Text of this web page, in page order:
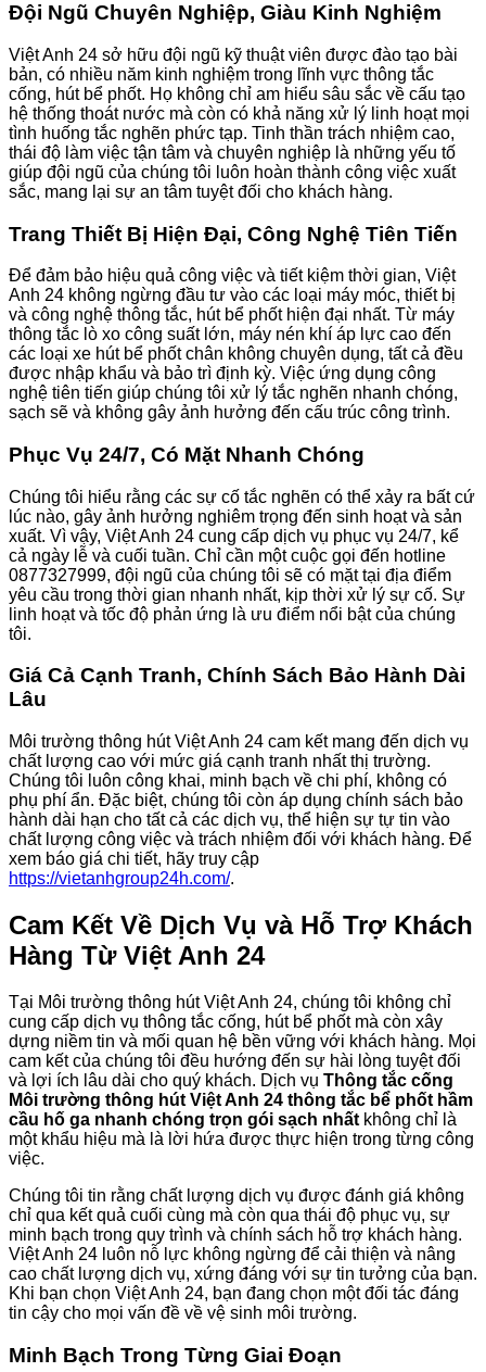
Đội Ngũ Chuyên Nghiệp, Giàu Kinh Nghiệm
Việt Anh 24 sở hữu đội ngũ kỹ thuật viên được đào tạo bài
bản, có nhiều năm kinh nghiệm trong lĩnh vực thông tắc
cống, hút bể phốt. Họ không chỉ am hiểu sâu sắc về cấu tạo
hệ thống thoát nước mà còn có khả năng xử lý linh hoạt mọi
tình huống tắc nghẽn phức tạp. Tinh thần trách nhiệm cao,
thái độ làm việc tận tâm và chuyên nghiệp là những yếu tố
giúp đội ngũ của chúng tôi luôn hoàn thành công việc xuất
sắc, mang lại sự an tâm tuyệt đối cho khách hàng.
Trang Thiết Bị Hiện Đại, Công Nghệ Tiên Tiến
Để đảm bảo hiệu quả công việc và tiết kiệm thời gian, Việt
Anh 24 không ngừng đầu tư vào các loại máy móc, thiết bị
và công nghệ thông tắc, hút bể phốt hiện đại nhất. Từ máy
thông tắc lò xo công suất lớn, máy nén khí áp lực cao đến
các loại xe hút bể phốt chân không chuyên dụng, tất cả đều
được nhập khẩu và bảo trì định kỳ. Việc ứng dụng công
nghệ tiên tiến giúp chúng tôi xử lý tắc nghẽn nhanh chóng,
sạch sẽ và không gây ảnh hưởng đến cấu trúc công trình.
Phục Vụ 24/7, Có Mặt Nhanh Chóng
Chúng tôi hiểu rằng các sự cố tắc nghẽn có thể xảy ra bất cứ
lúc nào, gây ảnh hưởng nghiêm trọng đến sinh hoạt và sản
xuất. Vì vậy, Việt Anh 24 cung cấp dịch vụ phục vụ 24/7, kể
cả ngày lễ và cuối tuần. Chỉ cần một cuộc gọi đến hotline
0877327999, đội ngũ của chúng tôi sẽ có mặt tại địa điểm
yêu cầu trong thời gian nhanh nhất, kịp thời xử lý sự cố. Sự
linh hoạt và tốc độ phản ứng là ưu điểm nổi bật của chúng
tôi.
Giá Cả Cạnh Tranh, Chính Sách Bảo Hành Dài
Lâu
Môi trường thông hút Việt Anh 24 cam kết mang đến dịch vụ
chất lượng cao với mức giá cạnh tranh nhất thị trường.
Chúng tôi luôn công khai, minh bạch về chi phí, không có
phụ phí ẩn. Đặc biệt, chúng tôi còn áp dụng chính sách bảo
hành dài hạn cho tất cả các dịch vụ, thể hiện sự tự tin vào
chất lượng công việc và trách nhiệm đối với khách hàng. Để
xem báo giá chi tiết, hãy truy cập
https://vietanhgroup24h.com/.
Cam Kết Về Dịch Vụ và Hỗ Trợ Khách
Hàng Từ Việt Anh 24
Tại Môi trường thông hút Việt Anh 24, chúng tôi không chỉ
cung cấp dịch vụ thông tắc cống, hút bể phốt mà còn xây
dựng niềm tin và mối quan hệ bền vững với khách hàng. Mọi
cam kết của chúng tôi đều hướng đến sự hài lòng tuyệt đối
và lợi ích lâu dài cho quý khách. Dịch vụ Thông tắc cống
Môi trường thông hút Việt Anh 24 thông tắc bể phốt hầm
cầu hố ga nhanh chóng trọn gói sạch nhất không chỉ là
một khẩu hiệu mà là lời hứa được thực hiện trong từng công
việc.
Chúng tôi tin rằng chất lượng dịch vụ được đánh giá không
chỉ qua kết quả cuối cùng mà còn qua thái độ phục vụ, sự
minh bạch trong quy trình và chính sách hỗ trợ khách hàng.
Việt Anh 24 luôn nỗ lực không ngừng để cải thiện và nâng
cao chất lượng dịch vụ, xứng đáng với sự tin tưởng của bạn.
Khi bạn chọn Việt Anh 24, bạn đang chọn một đối tác đáng
tin cậy cho mọi vấn đề về vệ sinh môi trường.
Minh Bạch Trong Từng Giai Đoạn